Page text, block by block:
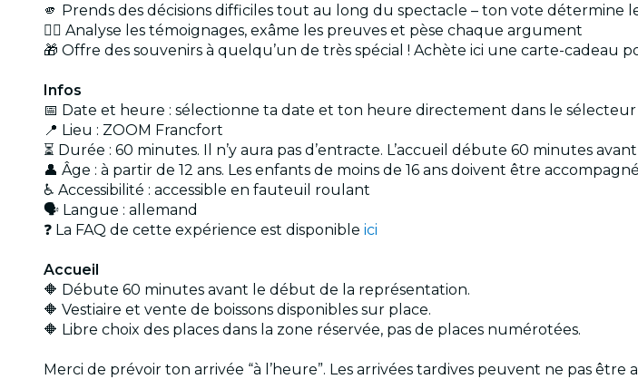
🫵 Prends des décisions difficiles tout au long du spectacle – ton vote détermine
🕵️‍♂️ Analyse les témoignages, exâme les preuves et pèse chaque argument
🎁 Offre des souvenirs à quelqu’un de très spécial ! Achète ici une carte-cadeau
Infos
📅 Date et heure : sélectionne ta date et ton heure directement dans le
📍 Lieu : ZOOM Francfort
⏳ Durée : 60 minutes. Il n’y aura pas d’entracte. L’accueil débute 60 minutes
👤 Âge : à partir de 12 ans. Les enfants de moins de 16 ans doivent être
♿ Accessibilité : accessible en fauteuil roulant
🗣️ Langue : allemand
❓ La FAQ de cette expérience est disponible ici
Accueil
🔶 Débute 60 minutes avant le début de la représentation.
🔶 Vestiaire et vente de boissons disponibles sur place.
🔶 Libre choix des places dans la zone réservée, pas de places numérotées.
Merci de prévoir ton arrivée “à l’heure”. Les arrivées tardives peuvent ne pas être